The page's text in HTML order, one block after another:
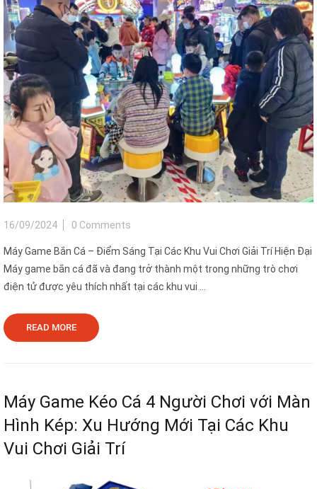
16/09/2024 0 Comments
Máy Game Bắn Cá – Điểm Sáng Tại Các Khu Vui Chơi Giải Trí Hiện Đại
Máy game bắn cá đã và đang trở thành một trong những trò chơi
điện tử được yêu thích nhất tại các khu vui ...
READ MORE
Máy Game Kéo Cá 4 Người Chơi với Màn
Hình Kép: Xu Hướng Mới Tại Các Khu
Vui Chơi Giải Trí